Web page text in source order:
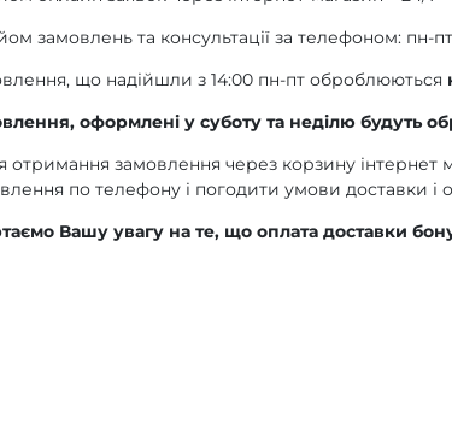
замовлень та консультації за телефоном: пн-пт
що надійшли з 14:00 пн-пт оброблюються
оформлені у суботу та неділю будуть
отримання замовлення через корзину
по телефону і погодити умови доставки і
Вашу увагу на те, що оплата доставки